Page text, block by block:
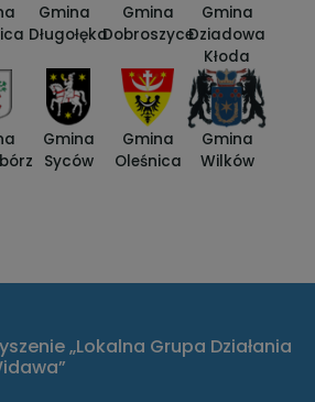
Gmina
Długołęka
Gmina
Dobroszyce
Gmina
Dziadowa
Kłoda
Gmina
Syców
Gmina
Oleśnica
Gmina
Wilków
„Lokalna Grupa Działania